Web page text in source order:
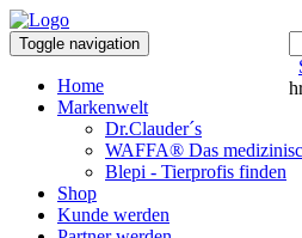
Toggle navigation
Home
Markenwelt
Dr.Clauder´s
WAFFA® Das
Blepi - Tierprofis finden
Shop
Kunde werden